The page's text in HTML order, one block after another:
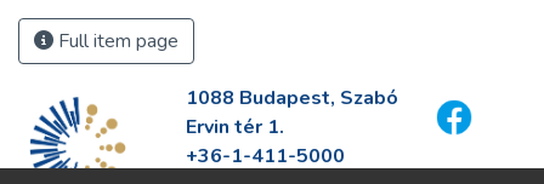
Full item page
1088 Budapest, Szabó
Ervin tér 1.
+36-1-411-5000